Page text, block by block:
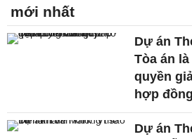
mới nhất
Dự án
Tòa án
quyền
hợp
Dự án